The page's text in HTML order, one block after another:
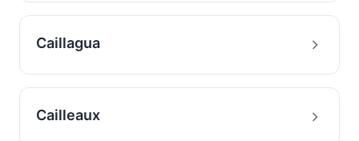
Caillagua
Cailleaux